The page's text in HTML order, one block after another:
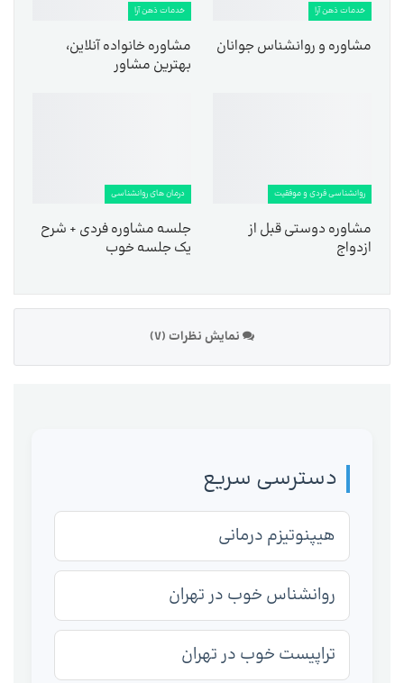
خدمات ذهن آرا
مشاوره و روانشناس جوانان
خدمات ذهن آرا
مشاوره خانواده آنلاین،
بهترین مشاور
روانشناسی فردی و موفقیت
مشاوره دوستی قبل از
ازدواج
درمان های روانشناسی
جلسه مشاوره فردی + شرح
یک جلسه خوب
نمایش نظرات (7)
دسترسی سریع
هیپنوتیزم درمانی
روانشناس خوب در تهران
تراپیست خوب در تهران